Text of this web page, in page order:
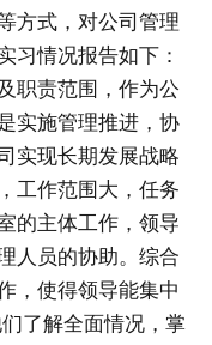
方式，对公司管理
习情况报告如下：
职责范围，作为公
实施管理推进，协
实现长期发展战略
工作范围大，任务
的主体工作，领导
人员的协助。综合
，使得领导能集中
了解全面情况，掌